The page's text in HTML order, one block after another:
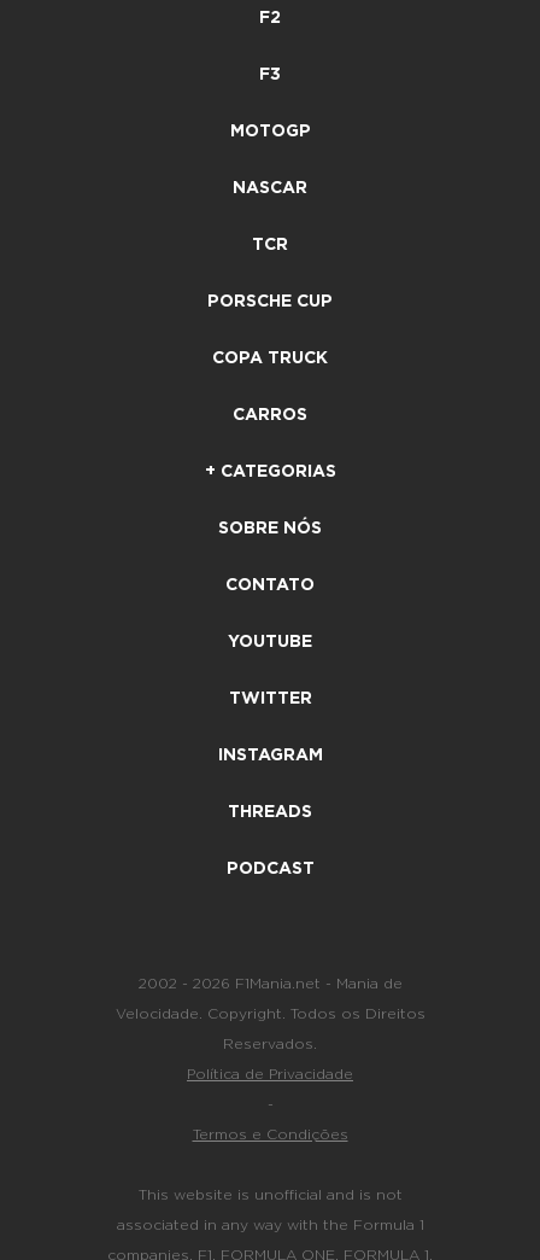
F2
F3
MOTOGP
NASCAR
TCR
PORSCHE CUP
COPA TRUCK
CARROS
+ CATEGORIAS
SOBRE NÓS
CONTATO
YOUTUBE
TWITTER
INSTAGRAM
THREADS
PODCAST
2002 - 2026 F1Mania.net - Mania de
Velocidade. Copyright. Todos os Direitos
Reservados.
Política de Privacidade
-
Termos e Condições
This website is unofficial and is not
associated in any way with the Formula 1
companies. F1, FORMULA ONE, FORMULA 1,